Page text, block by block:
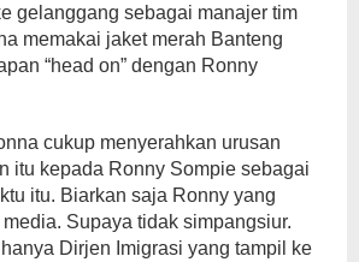
gelanggang sebagai manajer tim
memakai jaket merah Banteng
“head on” dengan Ronny
cukup menyerahkan urusan
itu kepada Ronny Sompie sebagai
itu. Biarkan saja Ronny yang
Supaya tidak simpangsiur.
Dirjen Imigrasi yang tampil ke